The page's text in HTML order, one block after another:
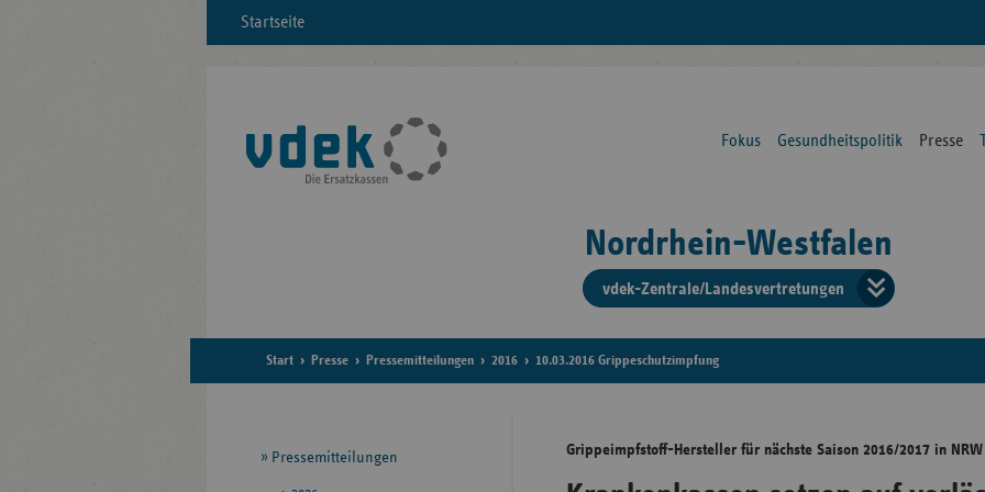
Startseite
Fokus Gesundheitspolitik Presse
Nordrhein-Westfalen
vdek-Zentrale/Landesvertretungen
der
Start Presse Pressemitteilungen 2016 10.03.2016 Grippeschutzimpfung
Grippeimpfstoff-Hersteller für nächste Saison 2016/2017 in
Seitennavigation
Pressemitteilungen